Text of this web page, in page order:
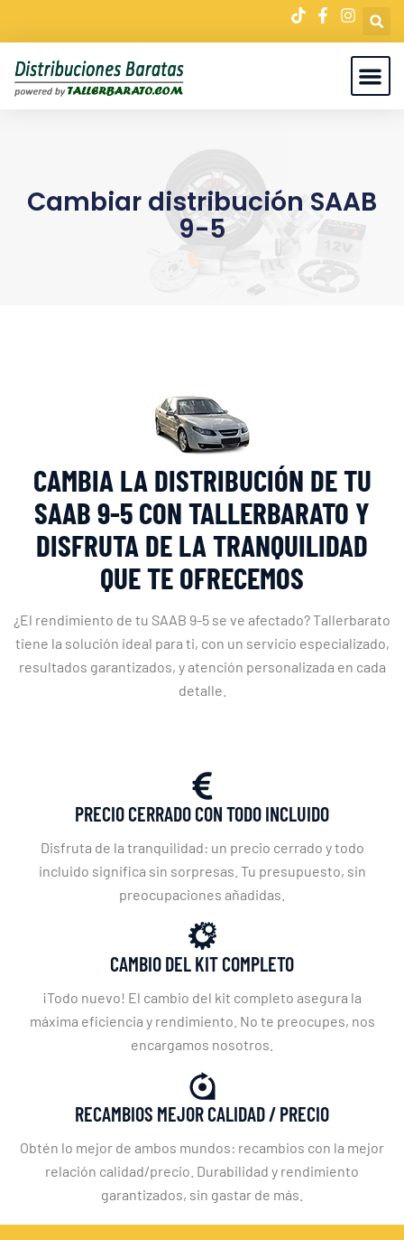
Cambiar distribución SAAB
9-5
CAMBIA LA DISTRIBUCIÓN DE TU
SAAB 9-5 CON TALLERBARATO Y
DISFRUTA DE LA TRANQUILIDAD
QUE TE OFRECEMOS
¿El rendimiento de tu SAAB 9-5 se ve afectado? Tallerbarato
tiene la solución ideal para ti, con un servicio especializado,
resultados garantizados, y atención personalizada en cada
detalle.
PRECIO CERRADO CON TODO INCLUIDO
Disfruta de la tranquilidad: un precio cerrado y todo
incluido significa sin sorpresas. Tu presupuesto, sin
preocupaciones añadidas.
CAMBIO DEL KIT COMPLETO
¡Todo nuevo! El cambio del kit completo asegura la
máxima eficiencia y rendimiento. No te preocupes, nos
encargamos nosotros.
RECAMBIOS MEJOR CALIDAD / PRECIO
Obtén lo mejor de ambos mundos: recambios con la mejor
relación calidad/precio. Durabilidad y rendimiento
garantizados, sin gastar de más.